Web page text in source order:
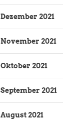
Dezember 2021
November 2021
Oktober 2021
September 2021
August 2021